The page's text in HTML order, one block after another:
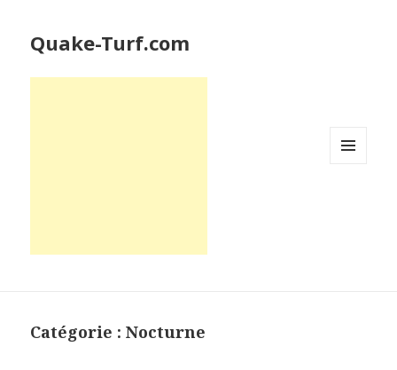
Quake-Turf.com
Catégorie : Nocturne